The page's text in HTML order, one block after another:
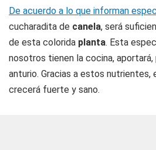
De acuerdo a lo que informan
cucharadita de canela, será
de esta colorida planta. Esta
nosotros tienen la cocina,
anturio. Gracias a estos nutrientes,
crecerá fuerte y sano.